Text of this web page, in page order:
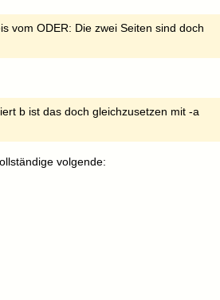
vom ODER: Die zwei Seiten sind doch
b ist das doch gleichzusetzen mit -a
volgende: